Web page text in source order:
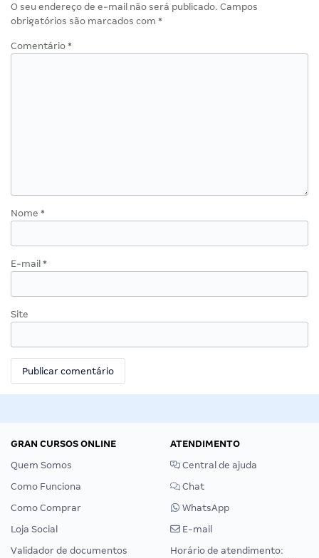
O seu endereço de e-mail não será publicado. Campos
obrigatórios são marcados com *
Comentário *
Nome *
E-mail *
Site
GRAN CURSOS ONLINE
Quem Somos
Como Funciona
Como Comprar
Loja Social
Validador de documentos
ATENDIMENTO
Central de ajuda
Chat
WhatsApp
E-mail
Horário de atendimento: